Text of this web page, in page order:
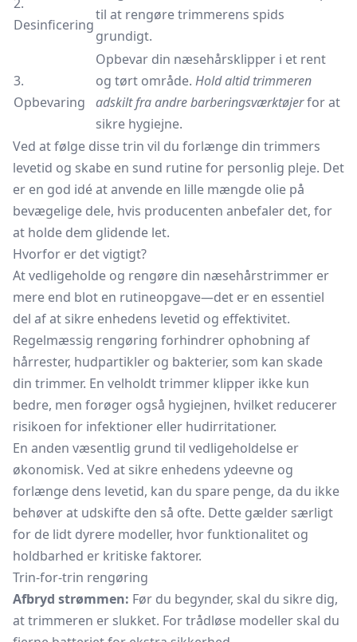
Desinficering
til at rengøre trimmerens spids
grundigt.
3.
Opbevaring
Opbevar din næsehårsklipper i et rent
og tørt område. Hold altid trimmeren
adskilt fra andre barberingsværktøjerfor at
sikre hygiejne.
Ved at følge disse trin vil du forlænge din trimmers
levetid og skabe en sund rutine for personlig pleje. Det
er en god idé at anvende en lille mængde olie på
bevægelige dele, hvis producenten anbefaler det, for
at holde dem glidende let.
Hvorfor er det vigtigt?
At vedligeholde og rengøre din næsehårstrimmer er
mere end blot en rutineopgave—det er en essentiel
del af at sikre enhedens levetid og effektivitet.
Regelmæssig rengøring forhindrer ophobning af
hårrester, hudpartikler og bakterier, som kan skade
din trimmer. En velholdt trimmer klipper ikke kun
bedre, men forøger også hygiejnen, hvilket reducerer
risikoen for infektioner eller hudirritationer.
En anden væsentlig grund til vedligeholdelse er
økonomisk. Ved at sikre enhedens ydeevne og
forlænge dens levetid, kan du spare penge, da du ikke
behøver at udskifte den så ofte. Dette gælder særligt
for de lidt dyrere modeller, hvor funktionalitet og
holdbarhed er kritiske faktorer.
Trin-for-trin rengøring
Afbryd strømmen: Før du begynder, skal du sikre dig,
at trimmeren er slukket. For trådløse modeller skal du